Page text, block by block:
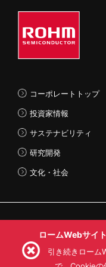
コーポレートトップ
投資家情報
サステナビリティ
研究開発
文化・社会
ロームWebサイ
引き続きローム